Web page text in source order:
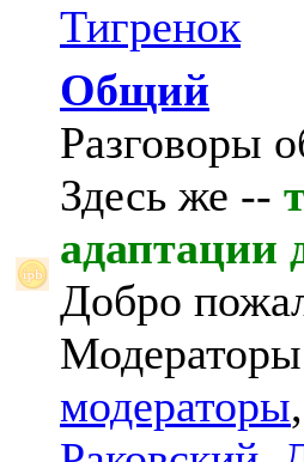
Тигренок
Общий
Разговоры
Здесь же --
адаптации
Добро
модераторы,